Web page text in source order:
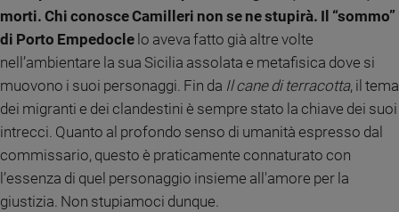
Diversità
inclusione
Costume
Cultura
spettacoli
morti. Chi conosce Camilleri non se ne stupirà. Il “sommo”
di Porto Empedocle lo aveva fatto già altre volte
nell’ambientare la sua Sicilia assolata e metafisica dove si
muovono i suoi personaggi. Fin da Il cane di terracotta, il tema
dei migranti e dei clandestini è sempre stato la chiave dei suoi
intrecci. Quanto al profondo senso di umanità espresso dal
commissario, questo è praticamente connaturato con
l’essenza di quel personaggio insieme all'amore per la
giustizia. Non stupiamoci dunque.